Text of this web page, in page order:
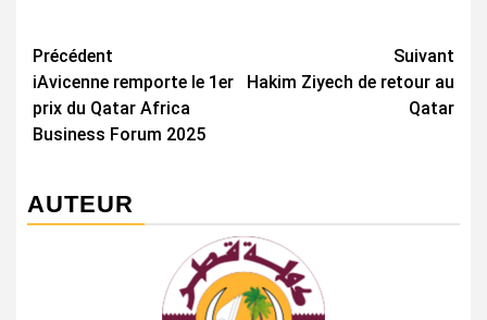
Navigation
d’article
Précédent
iAvicenne remporte le 1er
prix du Qatar Africa
Business Forum 2025
Suivant
Hakim Ziyech de retour au
Qatar
AUTEUR